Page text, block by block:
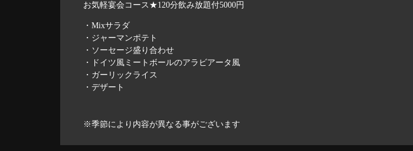
お気軽宴会コース★120分飲み放題付5000円
・Mixサラダ
・ジャーマンポテト
・ソーセージ盛り合わせ
・ドイツ風ミートボールのアラビアータ風
・ガーリックライス
・デザート
※季節により内容が異なる事がございます